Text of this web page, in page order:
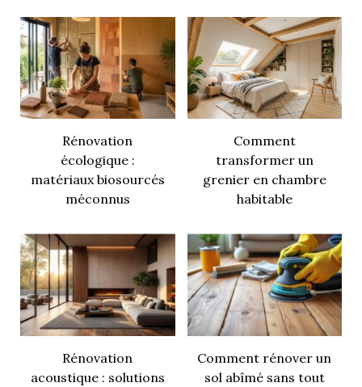
Rénovation
écologique :
matériaux biosourcés
méconnus
Comment
transformer un
grenier en chambre
habitable
Rénovation
acoustique : solutions
Comment rénover un
sol abîmé sans tout